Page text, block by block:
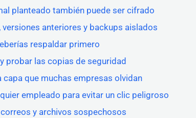
planteado también puede ser cifrado
anteriores y backups aislados
respaldar primero
probar las copias de seguridad
capa que muchas empresas olvidan
empleado para evitar un clic peligroso
y archivos sospechosos